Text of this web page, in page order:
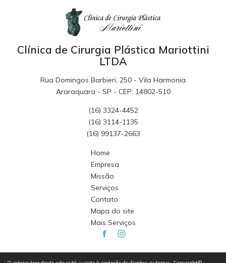
Clínica de Cirurgia Plástica Mariottini
LTDA
Rua Domingos Barbieri, 250 - Vila Harmonia
Araraquara - SP - CEP: 14802-510
(16) 3324-4452
(16) 3114-1135
(16) 99137-2663
Home
Empresa
Missão
Serviços
Contato
Mapa do site
Mais Serviços